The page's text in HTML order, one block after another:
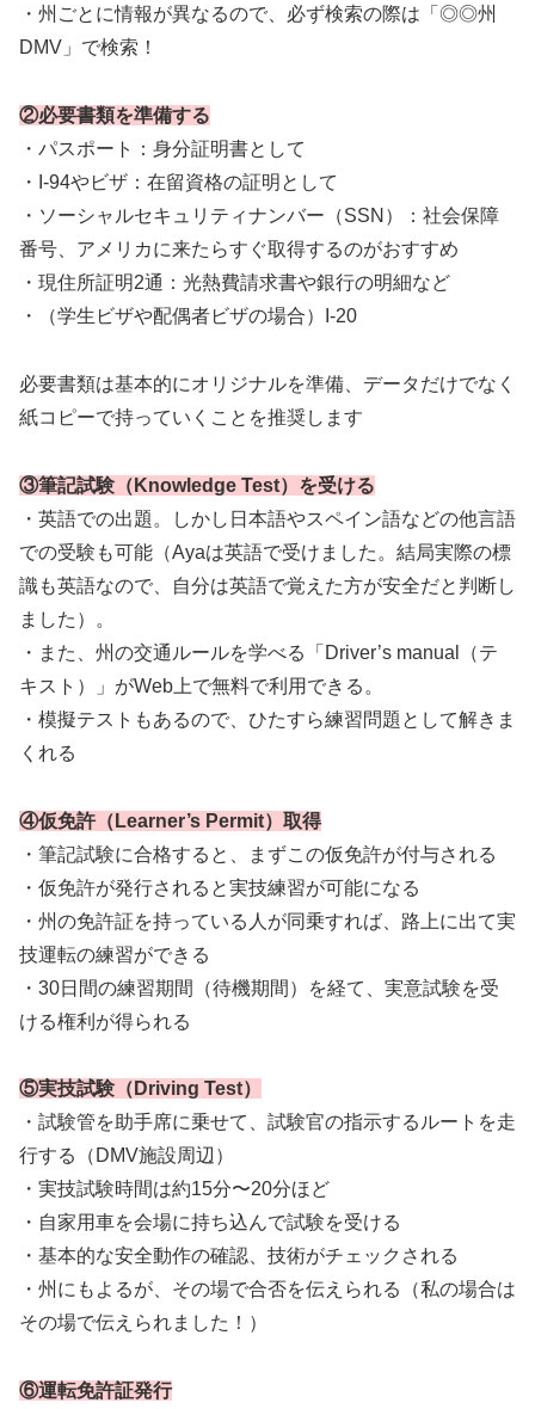
・州ごとに情報が異なるので、必ず検索の際は「◎◎州
DMV」で検索！
②必要書類を準備する
・パスポート：身分証明書として
・I-94やビザ：在留資格の証明として
・ソーシャルセキュリティナンバー（SSN）：社会保障
番号、アメリカに来たらすぐ取得するのがおすすめ
・現住所証明2通：光熱費請求書や銀行の明細など
・（学生ビザや配偶者ビザの場合）I-20
必要書類は基本的にオリジナルを準備、データだけでなく
紙コピーで持っていくことを推奨します
③筆記試験（Knowledge Test）を受ける
・英語での出題。しかし日本語やスペイン語などの他言語
での受験も可能（Ayaは英語で受けました。結局実際の標
識も英語なので、自分は英語で覚えた方が安全だと判断し
ました）。
・また、州の交通ルールを学べる「Driver’s manual（テ
キスト）」がWeb上で無料で利用できる。
・模擬テストもあるので、ひたすら練習問題として解きま
くれる
④仮免許（Learner’s Permit）取得
・筆記試験に合格すると、まずこの仮免許が付与される
・仮免許が発行されると実技練習が可能になる
・州の免許証を持っている人が同乗すれば、路上に出て実
技運転の練習ができる
・30日間の練習期間（待機期間）を経て、実意試験を受
ける権利が得られる
⑤実技試験（Driving Test）
・試験管を助手席に乗せて、試験官の指示するルートを走
行する（DMV施設周辺）
・実技試験時間は約15分〜20分ほど
・自家用車を会場に持ち込んで試験を受ける
・基本的な安全動作の確認、技術がチェックされる
・州にもよるが、その場で合否を伝えられる（私の場合は
その場で伝えられました！）
⑥運転免許証発行